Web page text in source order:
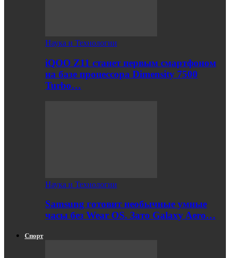
Наука и Технологии
iQOO Z11 станет первым смартфоном
на базе процессора Dimensity 7500
Turbo…
Наука и Технологии
Samsung готовит необычные умные
часы без Wear OS. Зато Galaxy Aero…
Спорт